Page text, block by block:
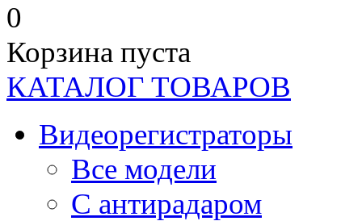
0
Корзина пуста
КАТАЛОГ ТОВАРОВ
Видеорегистраторы
Все модели
C антирадаром